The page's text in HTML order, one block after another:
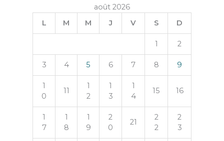
août 2026
L
M M J V S D
1 2
3 4 5 6 7 8 9
1
0
11
1
2
1
3
1
4
15 16
1
7
1
8
1
9
2
0
21
2
2
2
3